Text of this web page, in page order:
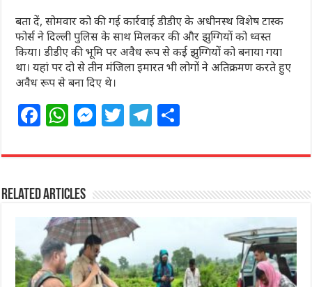
बता दें, सोमवार को की गई कार्रवाई डीडीए के अधीनस्थ विशेष टास्क
फोर्स ने दिल्ली पुलिस के साथ मिलकर की और झुग्गियों को ध्वस्त
किया। डीडीए की भूमि पर अवैध रूप से कई झुग्गियों को बनाया गया
था। यहां पर दो से तीन मंजिला इमारत भी लोगों ने अतिक्रमण करते हुए
अवैध रूप से बना दिए थे।
F
c
e
b
o
o
k
W
at
s
A
p
p
M
ss
n
g
e
r
T
itt
r
T
e
ra
ar
Related Articles